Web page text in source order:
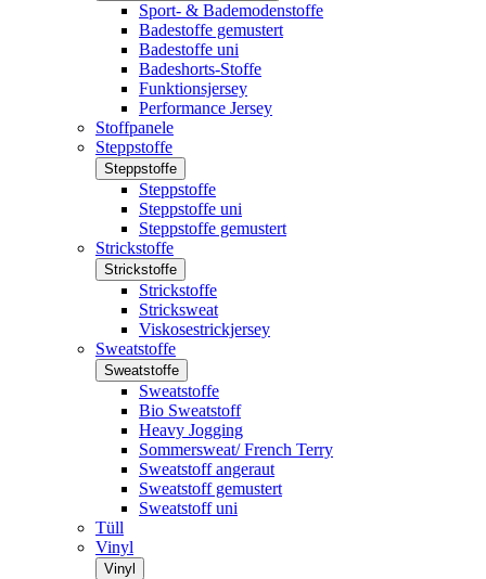
Sport- & Bademodenstoffe
Badestoffe gemustert
Badestoffe uni
Badeshorts-Stoffe
Funktionsjersey
Performance Jersey
Stoffpanele
Steppstoffe
Steppstoffe
Steppstoffe
Steppstoffe uni
Steppstoffe gemustert
Strickstoffe
Strickstoffe
Strickstoffe
Stricksweat
Viskosestrickjersey
Sweatstoffe
Sweatstoffe
Sweatstoffe
Bio Sweatstoff
Heavy Jogging
Sommersweat/ French Terry
Sweatstoff angeraut
Sweatstoff gemustert
Sweatstoff uni
Tüll
Vinyl
Vinyl